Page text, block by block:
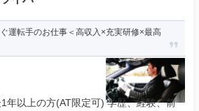
運転手のお仕事＜高収入×充実研修×最高
年以上の方(AT限定可) 学歴、経験、前